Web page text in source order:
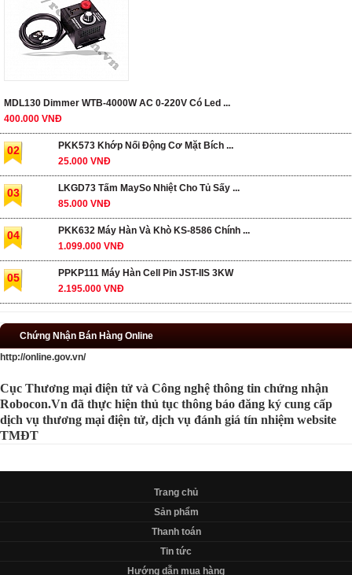
MDL130 Dimmer WTB-4000W AC 0-220V Có Led ...
400.000 VNĐ
02
PKK573 Khớp Nối Động Cơ Mặt Bích ...
25.000 VNĐ
03
LKGD73 Tấm MaySo Nhiệt Cho Tủ Sấy ...
85.000 VNĐ
04
PKK632 Máy Hàn Và Khò KS-8586 Chính ...
1.099.000 VNĐ
05
PPKP111 Máy Hàn Cell Pin JST-IIS 3KW
2.195.000 VNĐ
Chứng Nhận Bán Hàng Online
http://online.gov.vn/
Cục Thương mại điện tử và Công nghệ thông tin chứng nhận
Robocon.Vn đã thực hiện thủ tục thông báo đăng ký cung cấp
dịch vụ thương mại điện tử, dịch vụ đánh giá tín nhiệm website
TMĐT
Trang chủ
Sản phẩm
Thanh toán
Tin tức
Hướng dẫn mua hàng